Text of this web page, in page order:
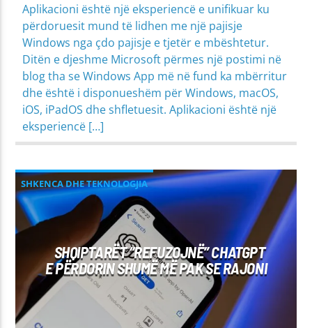
Aplikacioni është një eksperiencë e unifikuar ku
përdoruesit mund të lidhen me një pajisje
Windows nga çdo pajisje e tjetër e mbështetur.
Ditën e djeshme Microsoft përmes një postimi në
blog tha se Windows App më në fund ka mbërritur
dhe është i disponueshëm për Windows, macOS,
iOS, iPadOS dhe shfletuesit. Aplikacioni është një
eksperiencë […]
SHKENCA DHE TEKNOLOGJIA
SHQIPTARËT “REFUZOJNË” CHATGPT
E PËRDORIN SHUMË MË PAK SE RAJONI